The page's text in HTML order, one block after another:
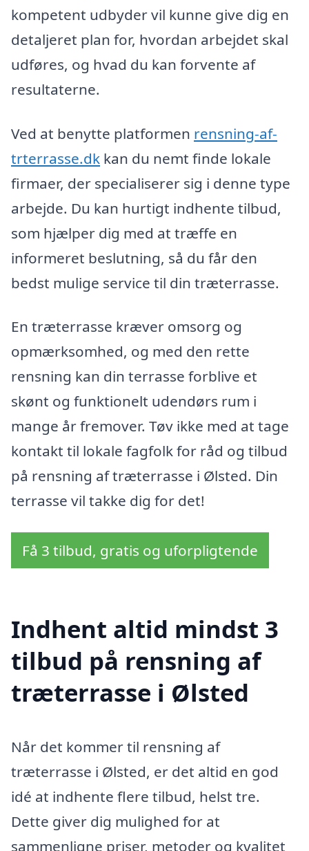
kompetent udbyder vil kunne give dig en
detaljeret plan for, hvordan arbejdet skal
udføres, og hvad du kan forvente af
resultaterne.
Ved at benytte platformen rensning-af-
trterrasse.dk kan du nemt finde lokale
firmaer, der specialiserer sig i denne type
arbejde. Du kan hurtigt indhente tilbud,
som hjælper dig med at træffe en
informeret beslutning, så du får den
bedst mulige service til din træterrasse.
En træterrasse kræver omsorg og
opmærksomhed, og med den rette
rensning kan din terrasse forblive et
skønt og funktionelt udendørs rum i
mange år fremover. Tøv ikke med at tage
kontakt til lokale fagfolk for råd og tilbud
på rensning af træterrasse i Ølsted. Din
terrasse vil takke dig for det!
Få 3 tilbud, gratis og uforpligtende
Indhent altid mindst 3
tilbud på rensning af
træterrasse i Ølsted
Når det kommer til rensning af
træterrasse i Ølsted, er det altid en god
idé at indhente flere tilbud, helst tre.
Dette giver dig mulighed for at
sammenligne priser, metoder og kvalitet